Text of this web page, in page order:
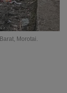
Morotai.